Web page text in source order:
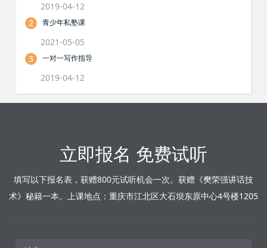
2019-04-12
2
青少年私塾课
2021-05-05
3
一对一写作指导
2019-04-12
立即报名 免费试听
填写以下报名表，获赠800元试听机会一次。获赠《樊荣强讲话技
术》秘籍一本。上课地点：重庆市江北区大石坝东原中心4号楼1205